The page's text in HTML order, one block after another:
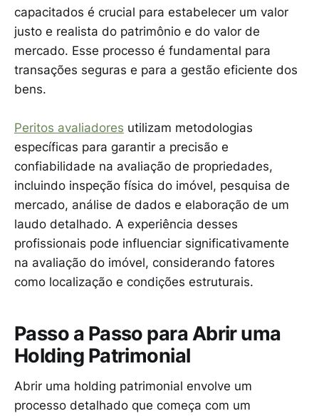
capacitados é crucial para estabelecer um valor
justo e realista do patrimônio e do valor de
mercado. Esse processo é fundamental para
transações seguras e para a gestão eficiente dos
bens.
Peritos avaliadores utilizam metodologias
específicas para garantir a precisão e
confiabilidade na avaliação de propriedades,
incluindo inspeção física do imóvel, pesquisa de
mercado, análise de dados e elaboração de um
laudo detalhado. A experiência desses
profissionais pode influenciar significativamente
na avaliação do imóvel, considerando fatores
como localização e condições estruturais.
Passo a Passo para Abrir uma
Holding Patrimonial
Abrir uma holding patrimonial envolve um
processo detalhado que começa com um